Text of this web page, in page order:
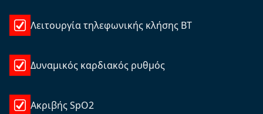
Λειτουργία τηλεφωνικής κλήσης BT
Δυναμικός καρδιακός ρυθμός
Ακριβής SpO2